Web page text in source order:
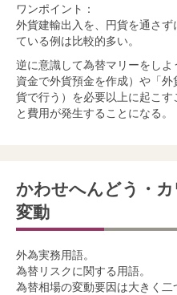
ワンポイント：
外貨建輸出入を、円貨を通さ
ている例は比較的多い。
逆に意識して為替マリーをし
資金で外貨預金を作成）や「
貨で行う）を必要以上に起こ
と費用が発生することになる。
かわせへんどう・
変動
外為実務用語。
為替リスクに関する用語。
為替相場の変動要因は大きく二